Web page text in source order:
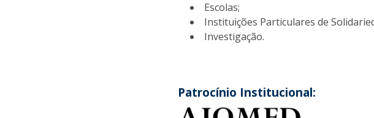
Escolas;
Instituições Particulares de
Investigação.
Patrocínio Institucional: